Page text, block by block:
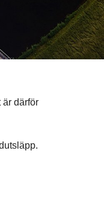
är därför